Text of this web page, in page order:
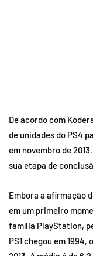
De acordo com
de unidades do PS4
em novembro de
sua etapa de
Embora a afirmação
em um primeiro
família PlayStation,
PS1 chegou em 1994,